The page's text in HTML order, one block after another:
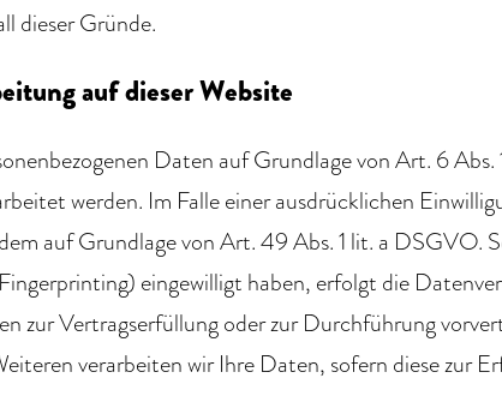
dieser Gründe.
auf dieser Website
Daten auf Grundlage von Art. 6
werden. Im Falle einer ausdrücklichen
auf Grundlage von Art. 49 Abs. 1 lit. a DSGVO.
eingewilligt haben, erfolgt die
zur Vertragserfüllung oder zur Durchführung
verarbeiten wir Ihre Daten, sofern diese zur